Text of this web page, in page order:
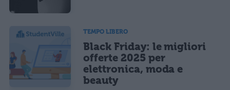
TEMPO LIBERO
Black Friday: le migliori
offerte 2025 per
elettronica, moda e
beauty